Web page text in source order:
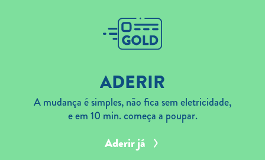
ADERIR
A mudança é simples, não fica sem eletricidade,
e em 10 min. começa a poupar.
Aderir já